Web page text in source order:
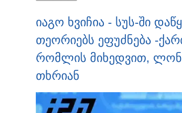
იაგო ხვიჩია - სუს-ში
თეორიებს ეფუძნება -
რომლის მიხედვით,
თხრიან